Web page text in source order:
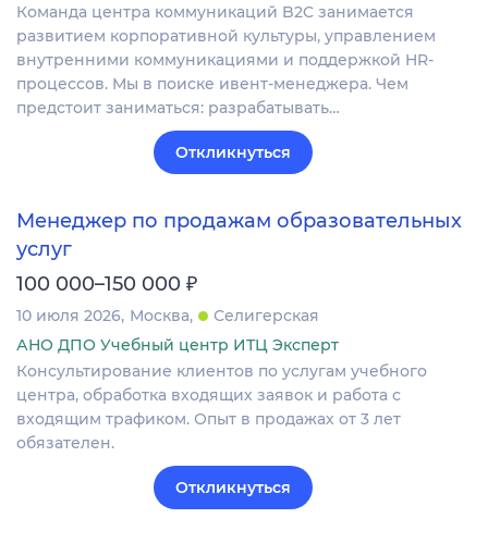
Команда центра коммуникаций B2C занимается
развитием корпоративной культуры, управлением
внутренними коммуникациями и поддержкой HR-
процессов. Мы в поиске ивент-менеджера. Чем
предстоит заниматься: разрабатывать…
Откликнуться
Менеджер по продажам образовательных
услуг
100 000–150 000 ₽
10 июля 2026 Москва
Селигерская
АНО ДПО Учебный центр ИТЦ Эксперт
Консультирование клиентов по услугам учебного
центра, обработка входящих заявок и работа с
входящим трафиком. Опыт в продажах от 3 лет
обязателен.
Откликнуться